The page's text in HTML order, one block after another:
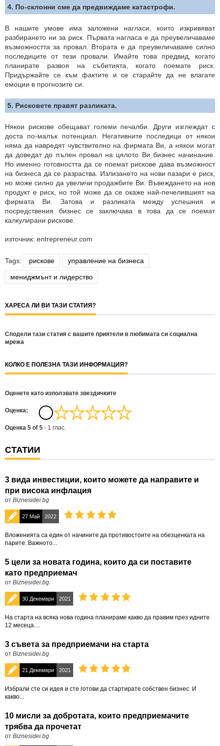
4. По-склонни сме да предвиждаме катастрофи.
В нашите умове има заложени нагласи, които изкривяват
разбирането ни за риск. Първата нагласа е да преувеличаваме
възможността за провал. Втората е да преувеличаваме силно
последиците от тези провали. Имайте това предвид, когато
планирате развоя на събитията, когато поемате риск.
Придържайте се към фактите и се старайте да не влагате
емоции в прогнозите си.
5. Рисковете правят разликата.
Някои рискове обещават големи печалби. Други изглеждат с
доста по-малък потенциал. Негативните последици от някои
няма да навредят чувствително на фирмата Ви, а някои могат
да доведат до пълен провал на цялото Ви бизнес начинание.
Но именно готовността да се поемат рискове дава възможност
на бизнеса да се разраства. Излизането на нови пазари е риск,
но може силно да увеличи продажбите Ви. Въвеждането на нов
продукт е риск, но той може да се окаже най-печелившият на
фирмата Ви. Затова и разликата между успешния и
посредствения бизнес се заключава в това да се поемат
калкулирани рискове.
източник: entrepreneur.com
Tags: рискове управление на бизнеса
мениджмънт и лидерство
ХАРЕСА ЛИ ВИ ТАЗИ СТАТИЯ?
Сподели тази статия с вашите приятели в любимата си социална
мрежа
КОЛКО Е ПОЛЕЗНА ТАЗИ ИНФОРМАЦИЯ?
Оценете като използвате звездичките
Oценка:
Оценка 5 of 5 - 1 глас.
СТАТИИ
3 вида инвестиции, които можете да направите и
при висока инфлация
от Biznesidei.bg
27 Май 2022
Вложенията са един от начините да противостоите на обезценката на
парите. Важното...
5 цели за новата година, които да си поставите
като предприемач
от Biznesidei.bg
30 Декември 2021
На старта на всяка нова година планираме какво да правим през идните
12 месеца....
3 съвета за предприемачи на старта
от Biznesidei.bg
21 Декември 2021
Избрали сте си идея и сте готови да стартирате собствен бизнес. И
какво...
10 мисли за добротата, които предприемачите
трябва да прочетат
от Biznesidei.bg